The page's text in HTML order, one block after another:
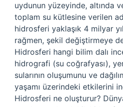
uydunun yüzeyinde, altında
toplam su kütlesine verilen
hidrosferi yaklaşık 4 milyar
rağmen, şekil değiştirmeye
Hidrosferi hangi bilim dalı
hidrografi (su coğrafyası),
sularının oluşumunu ve
yaşamı üzerindeki etkilerini
Hidrosferi ne oluşturur?